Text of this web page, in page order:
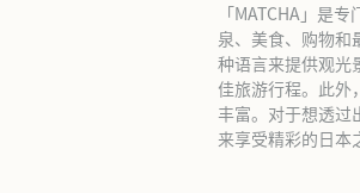
「MATCHA」是
泉、美食、购物和
种语言来提供观光
佳旅游行程。此外
丰富。对于想透过
来享受精彩的日本